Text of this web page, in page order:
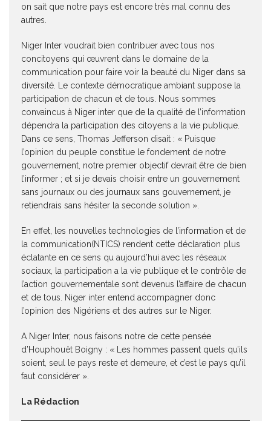
on sait que notre pays est encore très mal connu des
autres.
Niger Inter voudrait bien contribuer avec tous nos
concitoyens qui œuvrent dans le domaine de la
communication pour faire voir la beauté du Niger dans sa
diversité. Le contexte démocratique ambiant suppose la
participation de chacun et de tous. Nous sommes
convaincus à Niger inter que de la qualité de l’information
dépendra la participation des citoyens a la vie publique.
Dans ce sens, Thomas Jefferson disait : « Puisque
l’opinion du peuple constitue le fondement de notre
gouvernement, notre premier objectif devrait être de bien
l’informer ; et si je devais choisir entre un gouvernement
sans journaux ou des journaux sans gouvernement, je
retiendrais sans hésiter la seconde solution ».
En effet, les nouvelles technologies de l’information et de
la communication(NTICS) rendent cette déclaration plus
éclatante en ce sens qu aujourd’hui avec les réseaux
sociaux, la participation a la vie publique et le contrôle de
l’action gouvernementale sont devenus l’affaire de chacun
et de tous. Niger inter entend accompagner donc
l’opinion des Nigériens et des autres sur le Niger.
A Niger Inter, nous faisons notre de cette pensée
d’Houphouët Boigny : « Les hommes passent quels qu’ils
soient, seul le pays reste et demeure, et c’est le pays qu’il
faut considérer ».
La Rédaction